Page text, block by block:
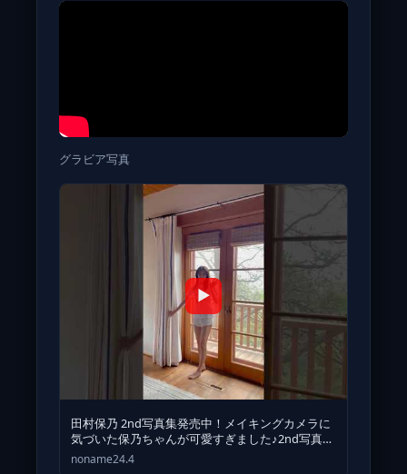
グラビア写真
▶
田村保乃 2nd写真集発売中！メイキングカメラに
気づいた保乃ちゃんが可愛すぎました♪2nd写真集
『隣の席になりたい』
noname24.4